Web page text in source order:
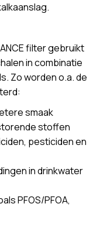
filter gebruikt
in combinatie
Zo worden o.a. de
smaak
stoffen
pesticiden en
in drinkwater
PFOS/PFOA,